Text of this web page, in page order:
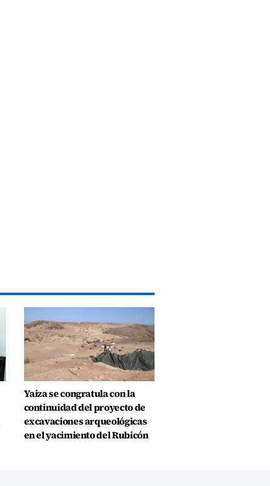
Yaiza se congratula con la
continuidad del proyecto de
excavaciones arqueológicas
en el yacimiento del Rubicón